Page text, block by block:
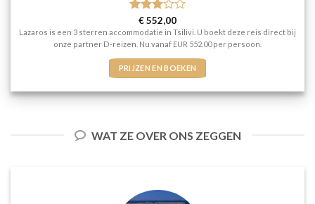
Gewaardeerd
3uit 5
€552,00
Lazaros is een 3 sterren accommodatie in Tsilivi. U boekt deze reis direct bij
onze partner D-reizen. Nu vanaf EUR 552.00 per persoon.
PRIJZEN EN BOEKEN
WAT ZE OVER ONS ZEGGEN